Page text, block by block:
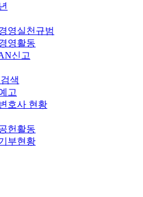
영실천규범
영활동
신고
색
고
호사 현황
헌활동
부현황